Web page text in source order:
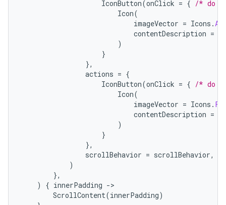
IconButton(onClick = { /* do
Icon(
imageVector = Icons .
contentDescription =
)
}
},
actions = {
IconButton(onClick = { /* do
Icon(
imageVector = Icons .
contentDescription =
)
}
},
scrollBehavior = scrollBehavior,
)
},
)
{ innerPadding -
ScrollContent(innerPadding)